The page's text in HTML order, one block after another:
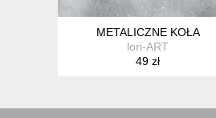
METALICZNE KOŁA
lori-ART
49 zł